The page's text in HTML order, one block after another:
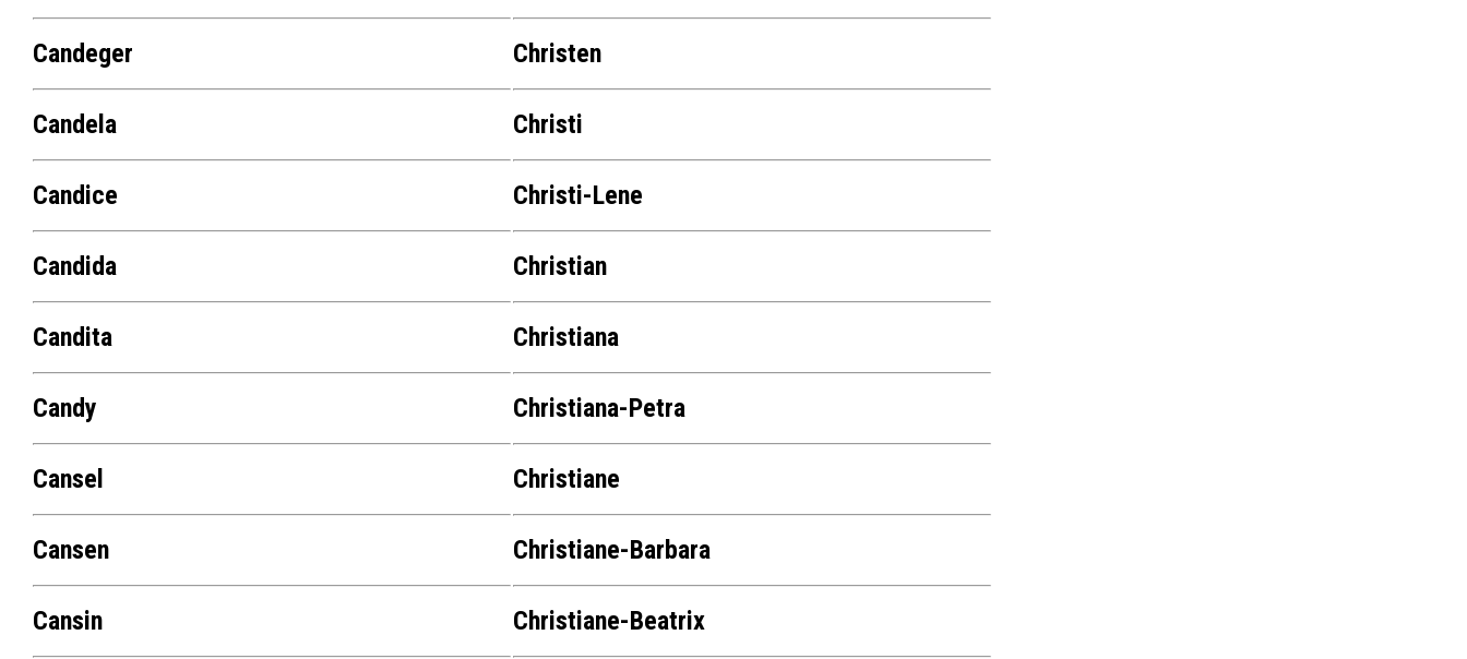
Candeger
Candela
Candice
Candida
Candita
Candy
Cansel
Cansen
Cansin
Christen
Christi
Christi-Lene
Christian
Christiana
Christiana-Petra
Christiane
Christiane-Barbara
Christiane-Beatrix